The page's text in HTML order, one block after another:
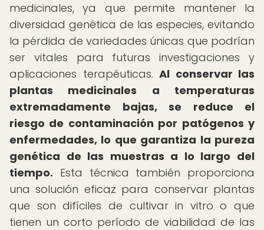
medicinales, ya que permite mantener la
diversidad genética de las especies, evitando
la pérdida de variedades únicas que podrían
ser vitales para futuras investigaciones y
aplicaciones terapéuticas. Al conservar las
plantas medicinales a temperaturas
extremadamente bajas, se reduce el
riesgo de contaminación por patógenos y
enfermedades, lo que garantiza la pureza
genética de las muestras a lo largo del
tiempo. Esta técnica también proporciona
una solución eficaz para conservar plantas
que son difíciles de cultivar in vitro o que
tienen un corto período de viabilidad de las